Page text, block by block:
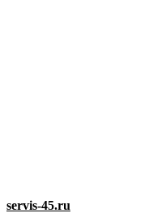
servis-45.ru